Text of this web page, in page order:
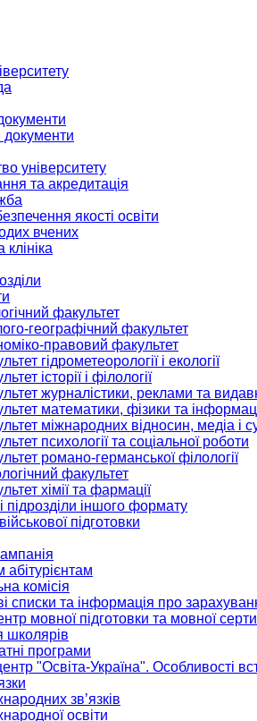
документи
університету
та акредитація
якості освіти
вчених
факультет
географічний факультет
правовий факультет
гідрометеорології і екології
історії і філології
журналістики, реклами та
математики, фізики та
міжнародних відносин, медіа і
психології та соціальної роботи
романо-германської філології
факультет
хімії та фармації
підрозділи іншого формату
підготовки
абітурієнтам
комісія
списки та інформація про
мовної підготовки та мовної
школярів
програми
"Освіта-Україна". Особливості
зв’язків
освіти